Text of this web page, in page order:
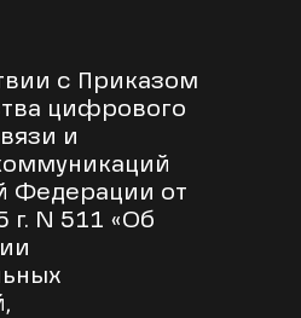
с Приказом
цифрового
и
Федерации от
г. N 511 «Об